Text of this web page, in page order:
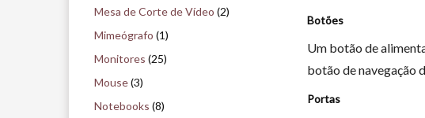
Botões
Um botão de
botão de navegação
Portas
Mesa de Corte de Vídeo (2)
Mimeógrafo (1)
Monitores (25)
Mouse(3)
Notebooks (8)